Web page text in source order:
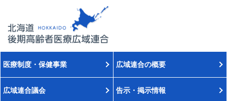
医療制度・保健事業 広域連合の概要
広域連合議会 告示・掲示情報